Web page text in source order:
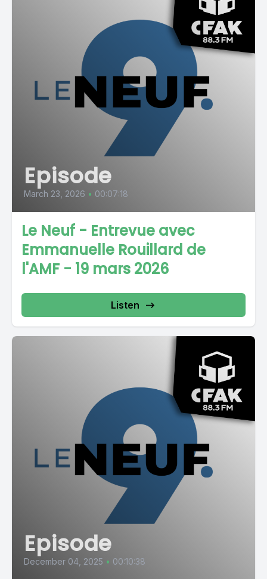
Episode
March 23, 2026 • 00:07:18
Le Neuf - Entrevue avec
Emmanuelle Rouillard de
l'AMF - 19 mars 2026
Listen
Episode
December 04, 2025 • 00:10:38